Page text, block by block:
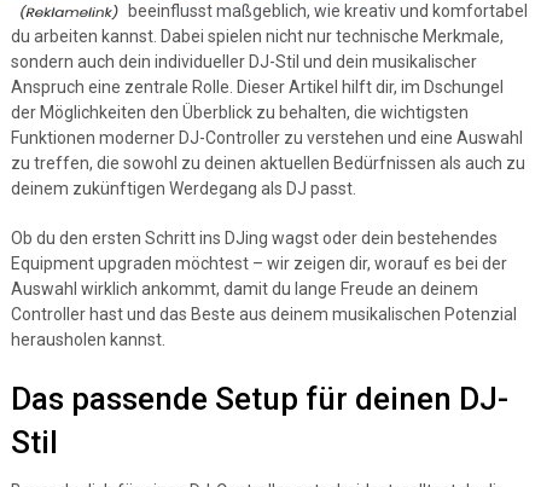
beeinflusst maßgeblich, wie kreativ und komfortabel
du arbeiten kannst. Dabei spielen nicht nur technische Merkmale,
sondern auch dein individueller DJ-Stil und dein musikalischer
Anspruch eine zentrale Rolle. Dieser Artikel hilft dir, im Dschungel
der Möglichkeiten den Überblick zu behalten, die wichtigsten
Funktionen moderner DJ-Controller zu verstehen und eine Auswahl
zu treffen, die sowohl zu deinen aktuellen Bedürfnissen als auch zu
deinem zukünftigen Werdegang als DJ passt.
Ob du den ersten Schritt ins DJing wagst oder dein bestehendes
Equipment upgraden möchtest – wir zeigen dir, worauf es bei der
Auswahl wirklich ankommt, damit du lange Freude an deinem
Controller hast und das Beste aus deinem musikalischen Potenzial
herausholen kannst.
Das passende Setup für deinen DJ-
Stil